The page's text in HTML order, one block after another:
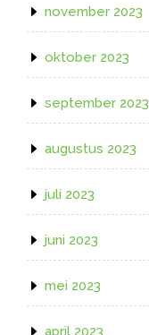
november 2023
oktober 2023
september 2023
augustus 2023
juli 2023
juni 2023
mei 2023
april 2023